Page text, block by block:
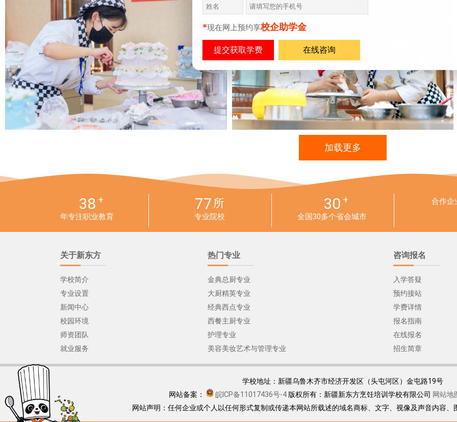
加载更多
38 +
年专注职业教育
77 所
专业院校
30 +
全国30多个省会城市
合作企
关于新东方
学校简介
专业设置
新闻中心
校园环境
师资团队
就业服务
热门专业
金典总厨专业
大厨精英专业
经典西点专业
西餐主厨专业
护理专业
美容美妆艺术与管理专业
咨询报名
入学答疑
预约接站
学费详情
报名指南
在线报名
招生简章
学校地址：新疆乌鲁木齐市经济开发区（头屯河区）金屯路19号
网站备案：
皖ICP备11017436号-4 版权所有： 新疆新东方烹饪培训学校有限公司 网站地
网站声明：任何企业或个人以任何形式复制或传递本网站所载述的域名商标、文字、视像及声音内容
*现在网上预约享校企助学金
在线咨询